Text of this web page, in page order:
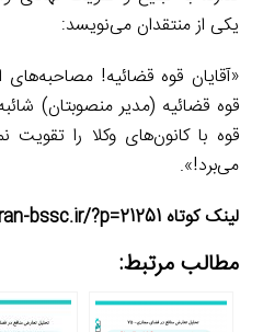
یکی از منتقدان می‌نویسد:
«آقایان قوه قضائیه! مصاحبه‌های
قوه قضائیه (مدیر منصوبتان)
قوه با کانون‌های وکلا را تقویت
می‌برد!».
لینک کوتاه https://iran-bssc.ir/?p=21251
مطالب مرتبط: